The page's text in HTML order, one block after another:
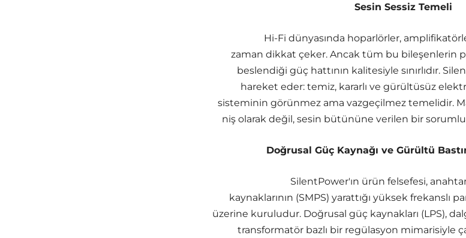
Sesin Sessiz Temeli
Hi-Fi dünyasında hoparlörler,
zaman dikkat çeker. Ancak tüm bu bileşenlerin
beslendiği güç hattının kalitesiyle sınırlıdır.
hareket eder: temiz, kararlı ve gürültüsüz
sisteminin görünmez ama vazgeçilmez temelidir.
niş olarak değil, sesin bütününe verilen bir
Doğrusal Güç Kaynağı ve Gürültü
SilentPower'ın ürün felsefesi,
kaynaklarının (SMPS) yarattığı yüksek frekanslı
üzerine kuruludur. Doğrusal güç kaynakları (LPS),
transformatör bazlı bir regülasyon mimarisiyle